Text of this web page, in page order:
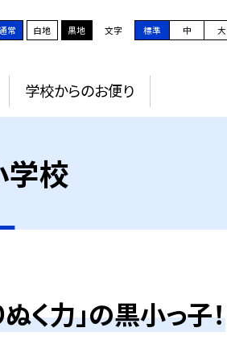
常 白地 黒地 文字 標準 中 大
学校からのお便り
校
ぬく力」の黒小っ子！